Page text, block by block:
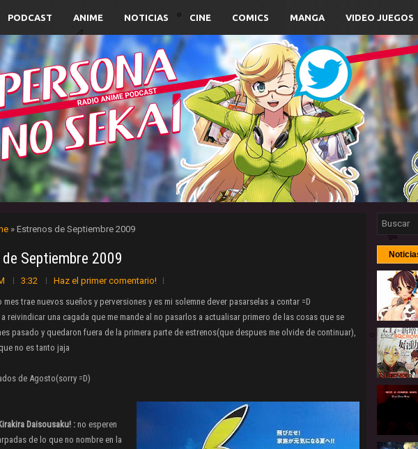
PODCAST ANIME NOTICIAS CINE COMICS MANGA VIDEO JUEGOS
» Estrenos de Septiembre 2009
Septiembre 2009
3:32
Haz el primer comentario!
mes trae nuevos sueños y perversiones y es mi solemne dever pasarselas a contar =D
a reivindicar una cagada que me mande al no pasarlos a actualisar primero de las cosas que se
pasado y quedaron fuera de la primera parte de estrenos(que despues me olvide de continuar),
no es tanto jaja
de Agosto(sorry =D)
Daisousaku! : no esperen
de lo que no nombre en la